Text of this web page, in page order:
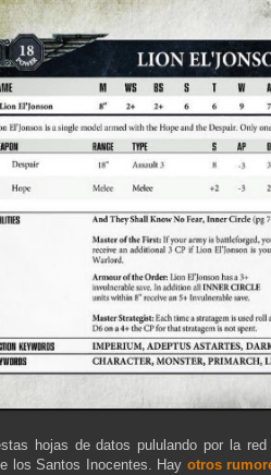
hojas de datos pululando por la
los Santos Inocentes. Hay otros